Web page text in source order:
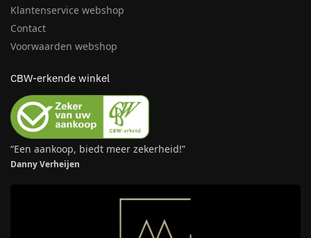
Klantenservice webshop
Contact
Voorwaarden webshop
CBW-erkende winkel
“Een aankoop, biedt meer zekerheid!”
Danny Verheijen